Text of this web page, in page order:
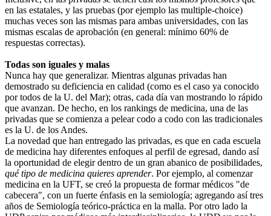
en las estatales, y las pruebas (por ejemplo las multiple-choice)
muchas veces son las mismas para ambas universidades, con las
mismas escalas de aprobación (en general: mínimo 60% de
respuestas correctas).
Todas son iguales y malas
Nunca hay que generalizar. Mientras algunas privadas han
demostrado su deficiencia en calidad (como es el caso ya conocido
por todos de la U. del Mar); otras, cada día van mostrando lo rápido
que avanzan. De hecho, en los rankings de medicina, una de las
privadas que se comienza a pelear codo a codo con las tradicionales
es la U. de los Andes.
La novedad que han entregado las privadas, es que en cada escuela
de medicina hay diferentes enfoques al perfil de egresad, dando así
la oportunidad de elegir dentro de un gran abanico de posibilidades,
qué tipo de medicina quieres aprender. Por ejemplo, al comenzar
medicina en la UFT, se creó la propuesta de formar médicos "de
cabecera", con un fuerte énfasis en la semiología; agregando así tres
años de Semiología teórico-práctica en la malla. Por otro lado la